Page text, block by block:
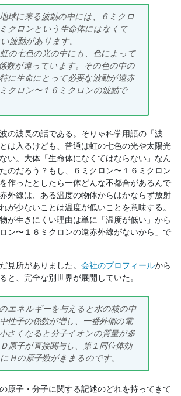
球に来る波動の中には、６ミクロ
クロンという生命体にはなくて
波動があります。
虹の七色の光の中にも、色によって
数が違っています。その色の中の
に生命にとって必要な波動が遠赤
クロン〜１６ミクロンの波動で
の波長の話である。そりゃ科学用語の「波
は入るけども、普通は虹の七色の光や太陽光
い。大体「生命体になくてはならない」なん
のだろう？もし、６ミクロン〜１６ミクロン
作ったとしたら一体どんな不都合があるんで
外線は、ある温度の物体からはかならず放射
が少ないことは温度が低いことを意味する。
が生きにくい理由は単に「温度が低い」から
ン〜１６ミクロンの遠赤外線がないから」で
見所がありました。会社のプロフィールから
と、完全な別世界が展開していた。
エネルギーを与えると水の核の中
性子の係数が増し、一番外側の電
さくなると分子イオンの質量が多
原子が直接関与し、第１同位体効
Ｈの原子数がきまるのです。
原子・分子に関する記述のどれを持ってきて